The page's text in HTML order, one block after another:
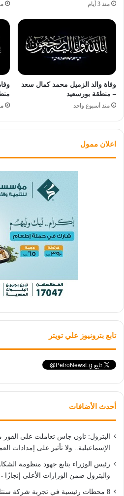
منذ 3 أيام
وفاة والد الزميل محمد كمال سعد
– منطقة بورسعيد
منذ أسبوع واحد
اعلان ممول
تابع بترونيوز علي تويتر
أحدث الأضافات
البترول: تاون جاس تعاملت على
الإسماعيلية.. ولا تأثير على إمدادات
رئيس الوزراء يتابع جهود منظومة
والبترول ضمن الوزارات الأعلى إنجازًا
8 محطات رئيسية في تجربة شركة